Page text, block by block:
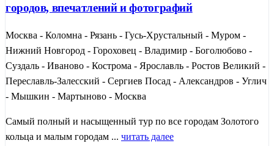
городов, впечатлений и фотографий
Москва - Коломна - Рязань - Гусь-Хрустальный - Муром -
Нижний Новгород - Гороховец - Владимир - Боголюбово -
Суздаль - Иваново - Кострома - Ярославль - Ростов Великий -
Переславль-Залесский - Сергиев Посад - Александров - Углич
- Мышкин - Мартыново - Москва
Самый полный и насыщенный тур по все городам Золотого
кольца и малым городам ... читать далее